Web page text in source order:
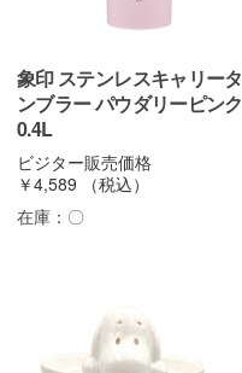
象印 ステンレスキャリータ
ンブラー パウダリーピンク
0.4L
ビジター販売価格
￥4,589
（税込）
在庫： 〇